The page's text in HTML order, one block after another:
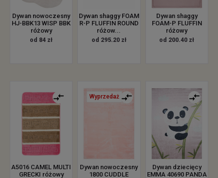
Dywan nowoczesny
HJ-BBK13 WISP BBK
różowy
od 84 zł
Dywan shaggy FOAM
R-P FLUFFIN ROUND
różow...
od 295.20 zł
Dywan shaggy
FOAM-P FLUFFIN
różowy
od 200.40 zł
A5016 CAMEL MULTI
GRECKI różowy
Wyprzedaż
Dywan nowoczesny
1800 CUDDLE
Dywan dziecięcy
EMMA 40690 PANDA